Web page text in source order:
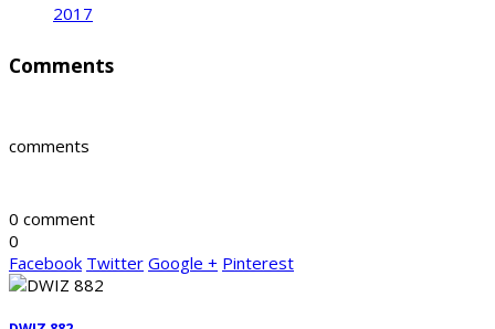
2017
Comments
comments
0 comment
0
Facebook Twitter Google + Pinterest